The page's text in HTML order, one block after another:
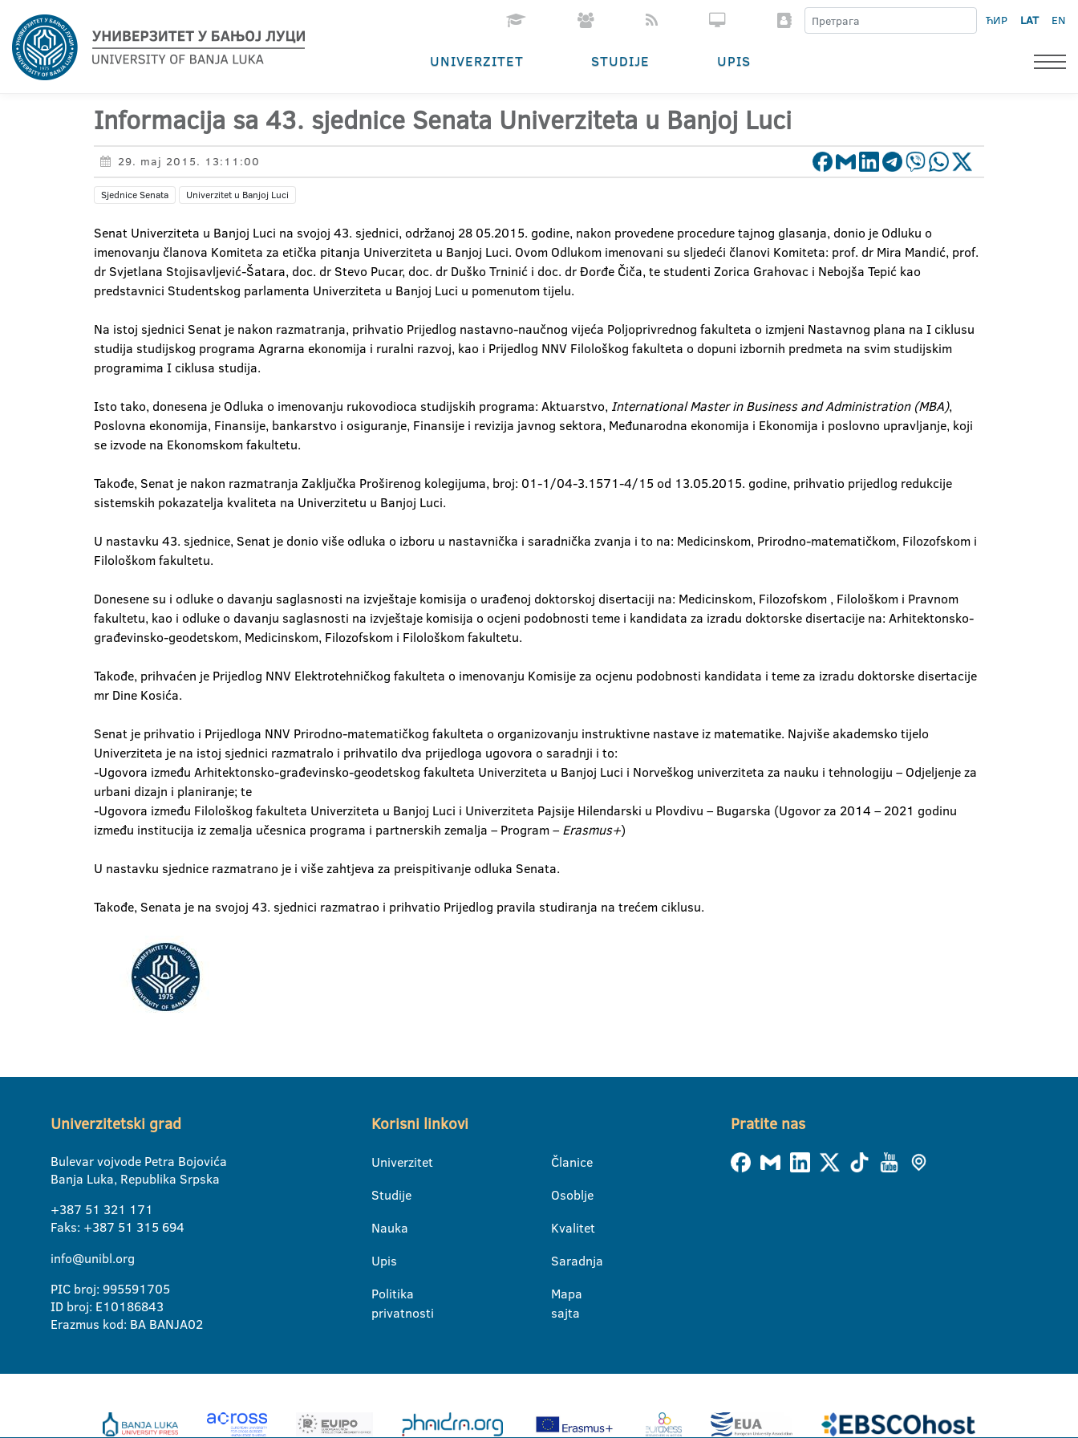
ЋИР LAT EN
UNIVERZITET STUDIJE UPIS
Informacija sa 43. sjednice Senata Univerziteta u Banjoj Luci
29. maj 2015. 13:11:00
Sjednice Senata Univerzitet u Banjoj Luci
Senat Univerziteta u Banjoj Luci na svojoj 43. sjednici, održanoj 28 05.2015. godine, nakon provedene procedure tajnog glasanja, donio je Odluku o
imenovanju članova Komiteta za etička pitanja Univerziteta u Banjoj Luci. Ovom Odlukom imenovani su sljedeći članovi Komiteta: prof. dr Mira Mandić, prof.
dr Svjetlana Stojisavljević-Šatara, doc. dr Stevo Pucar, doc. dr Duško Trninić i doc. dr Đorđe Čiča, te studenti Zorica Grahovac i Nebojša Tepić kao
predstavnici Studentskog parlamenta Univerziteta u Banjoj Luci u pomenutom tijelu.
Na istoj sjednici Senat je nakon razmatranja, prihvatio Prijedlog nastavno-naučnog vijeća Poljoprivrednog fakulteta o izmjeni Nastavnog plana na I ciklusu
studija studijskog programa Agrarna ekonomija i ruralni razvoj, kao i Prijedlog NNV Filološkog fakulteta o dopuni izbornih predmeta na svim studijskim
programima I ciklusa studija.
Isto tako, donesena je Odluka o imenovanju rukovodioca studijskih programa: Aktuarstvo, International Master in Business and Administration (MBA),
Poslovna ekonomija, Finansije, bankarstvo i osiguranje, Finansije i revizija javnog sektora, Međunarodna ekonomija i Ekonomija i poslovno upravljanje, koji
se izvode na Ekonomskom fakultetu.
Takođe, Senat je nakon razmatranja Zaključka Proširenog kolegijuma, broj: 01-1/04-3.1571-4/15 od 13.05.2015. godine, prihvatio prijedlog redukcije
sistemskih pokazatelja kvaliteta na Univerzitetu u Banjoj Luci.
U nastavku 43. sjednice, Senat je donio više odluka o izboru u nastavnička i saradnička zvanja i to na: Medicinskom, Prirodno-matematičkom, Filozofskom i
Filološkom fakultetu.
Donesene su i odluke o davanju saglasnosti na izvještaje komisija o urađenoj doktorskoj disertaciji na: Medicinskom, Filozofskom , Filološkom i Pravnom
fakultetu, kao i odluke o davanju saglasnosti na izvještaje komisija o ocjeni podobnosti teme i kandidata za izradu doktorske disertacije na: Arhitektonsko-
građevinsko-geodetskom, Medicinskom, Filozofskom i Filološkom fakultetu.
Takođe, prihvaćen je Prijedlog NNV Elektrotehničkog fakulteta o imenovanju Komisije za ocjenu podobnosti kandidata i teme za izradu doktorske disertacije
mr Dine Kosića.
Senat je prihvatio i Prijedloga NNV Prirodno-matematičkog fakulteta o organizovanju instruktivne nastave iz matematike. Najviše akademsko tijelo
Univerziteta je na istoj sjednici razmatralo i prihvatilo dva prijedloga ugovora o saradnji i to:
-Ugovora između Arhitektonsko-građevinsko-geodetskog fakulteta Univerziteta u Banjoj Luci i Norveškog univerziteta za nauku i tehnologiju – Odjeljenje za
urbani dizajn i planiranje; te
-Ugovora između Filološkog fakulteta Univerziteta u Banjoj Luci i Univerziteta Pajsije Hilendarski u Plovdivu – Bugarska (Ugovor za 2014 – 2021 godinu
između institucija iz zemalja učesnica programa i partnerskih zemalja – Program – Erasmus+)
U nastavku sjednice razmatrano je i više zahtjeva za preispitivanje odluka Senata.
Takođe, Senata je na svojoj 43. sjednici razmatrao i prihvatio Prijedlog pravila studiranja na trećem ciklusu.
Univerzitetski grad
Bulevar vojvode Petra Bojovića
Banja Luka, Republika Srpska
+387 51 321 171
Faks: +387 51 315 694
info@unibl.org
PIC broj: 995591705
ID broj: E10186843
Erazmus kod: BA BANJA02
Korisni linkovi
Univerzitet
Studije
Nauka
Upis
Politika
privatnosti
Članice
Osoblje
Kvalitet
Saradnja
Mapa
sajta
Pratite nas